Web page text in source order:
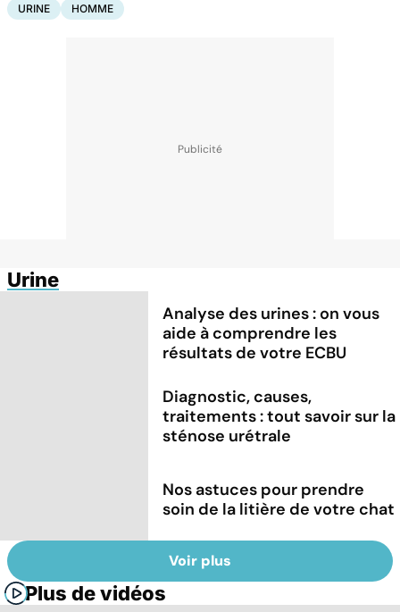
URINE HOMME
Urine
Analyse des urines : on vous
aide à comprendre les
résultats de votre ECBU
Diagnostic, causes,
traitements : tout savoir sur la
sténose urétrale
Nos astuces pour prendre
soin de la litière de votre chat
Voir plus
Plus de vidéos